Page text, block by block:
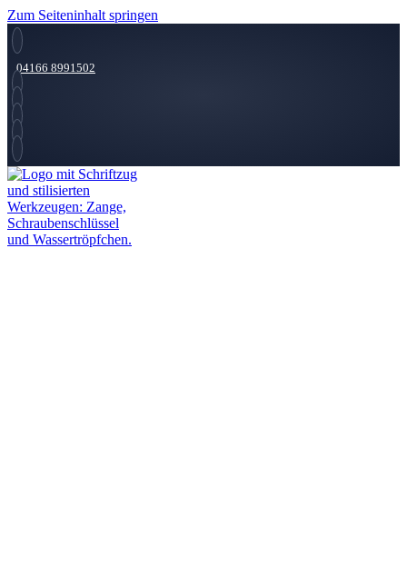
Zum Seiteninhalt springen
04166 8991502